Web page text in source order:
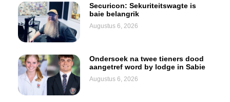
Securicon: Sekuriteitswagte is
baie belangrik
Augustus 6, 2026
Ondersoek na twee tieners dood
aangetref word by lodge in Sabie
Augustus 6, 2026